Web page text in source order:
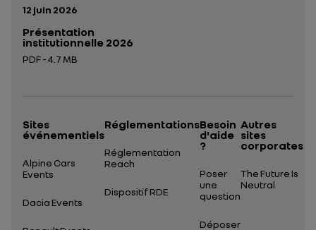
Date de publication:
12 juin 2026
Présentation
institutionnelle 2026
PDF - 4.7 MB
Sites
événementiels
Alpine Cars
Events
Dacia Events
Réglementations
Réglementation
Reach
Dispositif RDE
Besoin
d'aide
?
Poser
une
question
Déposer
Autres
sites
corporates
The Future Is
Neutral